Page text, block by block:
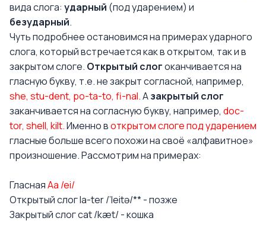
вида слога: ударный (под ударением) и
безударный.
Чуть подробнее остановимся на примерах ударного
слога, который встречается как в открытом, так и в
закрытом слоге. Открытый слогоканчивается на
гласную букву, т.е. не закрыт согласной, например,
she, stu-dent, po-ta-to, fi-nal.Азакрытый слог
заканчивается на согласную букву, например, doc-
tor, shell, kilt.Именно воткрытом слоге под ударением
гласные больше всего похожи на своё «алфавитное»
произношение. Рассмотрим на примерах:
ГласнаяAa /ei/
Открытый слог la-ter /’leitə/** - позже
Закрытый слог cat /kæt/ - кошка